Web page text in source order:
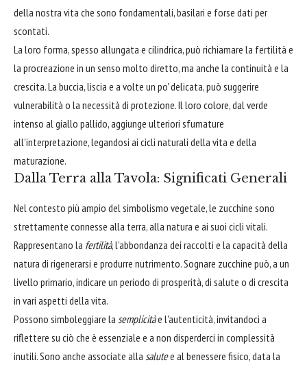
della nostra vita che sono fondamentali, basilari e forse dati per
scontati.
La loro forma, spesso allungata e cilindrica, può richiamare la fertilità e
la procreazione in un senso molto diretto, ma anche la continuità e la
crescita. La buccia, liscia e a volte un po' delicata, può suggerire
vulnerabilità o la necessità di protezione. Il loro colore, dal verde
intenso al giallo pallido, aggiunge ulteriori sfumature
all'interpretazione, legandosi ai cicli naturali della vita e della
maturazione.
Dalla Terra alla Tavola: Significati Generali
Nel contesto più ampio del simbolismo vegetale, le zucchine sono
strettamente connesse alla terra, alla natura e ai suoi cicli vitali.
Rappresentano la fertilità, l'abbondanza dei raccolti e la capacità della
natura di rigenerarsi e produrre nutrimento. Sognare zucchine può, a un
livello primario, indicare un periodo di prosperità, di salute o di crescita
in vari aspetti della vita.
Possono simboleggiare la semplicitàe l'autenticità, invitandoci a
riflettere su ciò che è essenziale e a non disperderci in complessità
inutili. Sono anche associate alla salutee al benessere fisico, data la